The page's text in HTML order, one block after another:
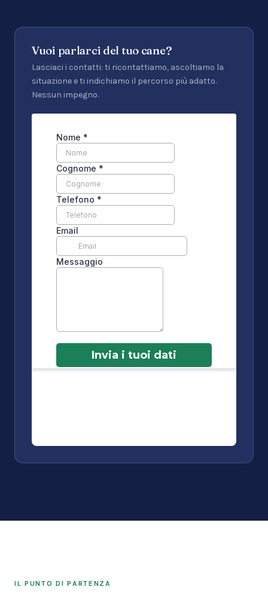
Vuoi parlarci del tuo cane?
Lasciaci i contatti: ti ricontattiamo, ascoltiamo la
situazione e ti indichiamo il percorso più adatto.
Nessun impegno.
IL PUNTO DI PARTENZA